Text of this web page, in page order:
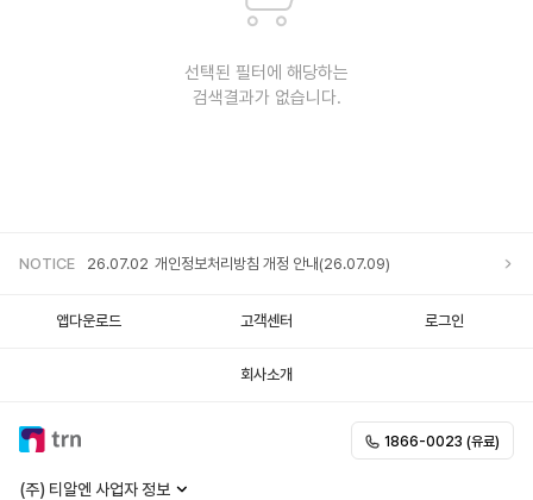
선택된 필터에 해당하는
검색결과가 없습니다.
NOTICE 26.07.02 개인정보처리방침 개정 안내(26.07.09)
앱다운로드 고객센터 로그인
회사소개
(주) 티알엔 사업자 정보
1866-0023 (유료)